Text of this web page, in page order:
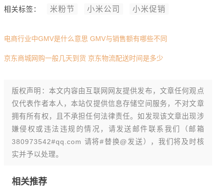
相关标签： 米粉节 小米公司 小米促销
电商行业中GMV是什么意思 GMV与销售额有哪些不同
京东商城网购一般几天到货 京东物流配送时间是多少
版权声明：本文内容由互联网网友提供发布，文章任何观点
仅代表作者本人，本站仅提供信息存储空间服务，不对文章
拥有所有权，且不承担任何法律责任。如发现该文章出现涉
嫌侵权或违法违规的情况，请发送邮件联系我们（邮箱
380973542#qq.com 请将#替换@发送），我们将及时核
实并予以处理。
相关推荐